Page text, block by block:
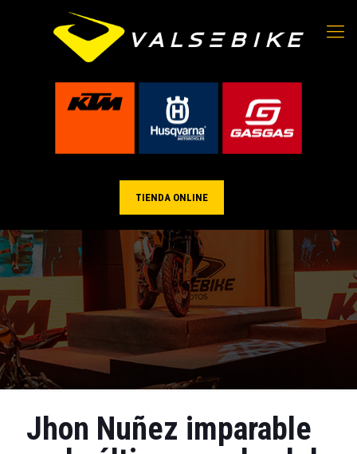
TIENDA ONLINE
Jhon Nuñez imparable